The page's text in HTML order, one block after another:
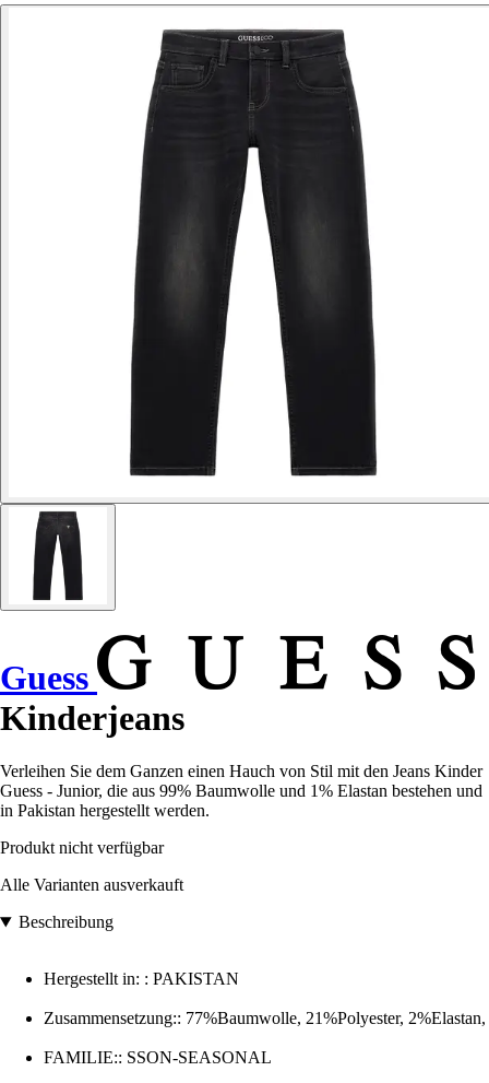
Guess
Kinderjeans
Verleihen Sie dem Ganzen einen Hauch von Stil mit den Jeans Kinder
Guess - Junior, die aus 99% Baumwolle und 1% Elastan bestehen und
in Pakistan hergestellt werden.
Produkt nicht verfügbar
Alle Varianten ausverkauft
Beschreibung
Hergestellt in: : PAKISTAN
Zusammensetzung:: 77%Baumwolle, 21%Polyester, 2%Elastan,
FAMILIE:: SSON-SEASONAL